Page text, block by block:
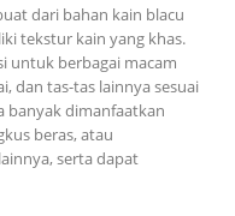
dari bahan kain blacu
tekstur kain yang khas.
untuk berbagai macam
dan tas-tas lainnya sesuai
banyak dimanfaatkan
beras, atau
serta dapat